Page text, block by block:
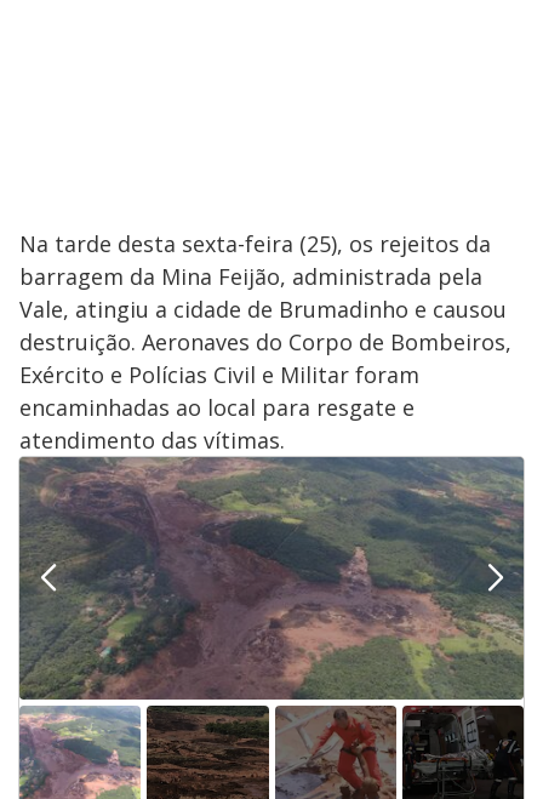
Na tarde desta sexta-feira (25), os rejeitos da
barragem da Mina Feijão, administrada pela
Vale, atingiu a cidade de Brumadinho e causou
destruição. Aeronaves do Corpo de Bombeiros,
Exército e Polícias Civil e Militar foram
encaminhadas ao local para resgate e
atendimento das vítimas.